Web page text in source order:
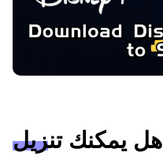
هل يمكنك تنزيل Disney Plus